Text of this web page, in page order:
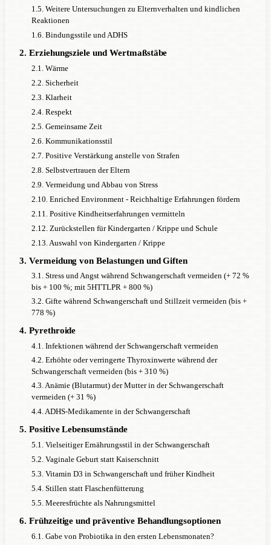
1.5. Weitere Untersuchungen zu Elternverhalten und kindlichen
Reaktionen
1.6. Bindungsstile und ADHS
2. Erziehungsziele und Wertmaßstäbe
2.1. Wärme
2.2. Sicherheit
2.3. Klarheit
2.4. Respekt
2.5. Gemeinsame Zeit
2.6. Kommunikationsstil
2.7. Positive Verstärkung anstelle von Strafen
2.8. Selbstvertrauen der Eltern
2.9. Vermeidung und Abbau von Stress
2.10. Enriched Environment - Reichhaltige Erfahrungen fördern
2.11. Positive Kindheitserfahrungen vermitteln
2.12. Zurückstellen für Kindergarten / Krippe und Schule
2.13. Auswahl von Kindergarten / Krippe
3. Vermeidung von Belastungen und Giften
3.1. Stress und Angst während Schwangerschaft vermeiden (+ 72 %
bis + 100 %; mit 5HTTLPR + 800 %)
3.2. Gifte während Schwangerschaft und Stillzeit vermeiden (bis +
778 %)
4. Pyrethroide
4.1. Infektionen während der Schwangerschaft vermeiden
4.2. Erhöhte oder verringerte Thyroxinwerte während der
Schwangerschaft vermeiden (bis + 310 %)
4.3. Anämie (Blutarmut) der Mutter in der Schwangerschaft
vermeiden (+ 31 %)
4.4. ADHS-Medikamente in der Schwangerschaft
5. Positive Lebensumstände
5.1. Vielseitiger Ernährungsstil in der Schwangerschaft
5.2. Vaginale Geburt statt Kaiserschnitt
5.3. Vitamin D3 in Schwangerschaft und früher Kindheit
5.4. Stillen statt Flaschenfütterung
5.5. Meeresfrüchte als Nahrungsmittel
6. Frühzeitige und präventive Behandlungsoptionen
6.1. Gabe von Probiotika in den ersten Lebensmonaten?